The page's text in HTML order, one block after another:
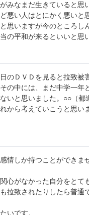
みなまだ生きていると思
悪い人はとにかく悪いと
思いますが今のところし
の平和が来るといいと思
のＤＶＤを見ると拉致被
の中には、まだ中学一年
いと思いました。○○（都
から考えていこうと思い
情しか持つことができま
心がなかった自分をとて
拉致されたりしたら普通
いです。